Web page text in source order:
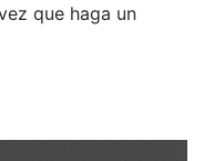
que haga un